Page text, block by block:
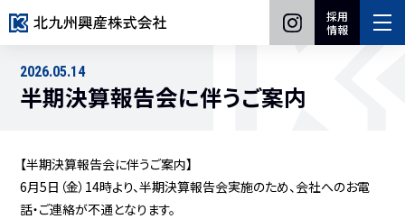
採用
情報
2026.05.14
半期決算報告会に伴うご案内
【半期決算報告会に伴うご案内】
6月5日（金）14時より、半期決算報告会実施のため、会社へのお電
話・ご連絡が不通となります。